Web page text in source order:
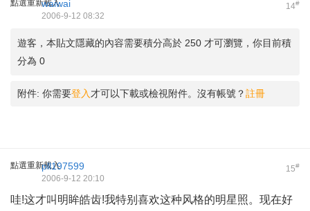
點選重新載入 14#
waiwai
2006-9-12 08:32
遊客，本貼文隱藏的內容需要積分高於 250 才可瀏覽，你目前積
分為 0
附件: 你需要登入 才可以下載或檢視附件。沒有帳號？註冊
點選重新載入 15#
pll197599
2006-9-12 20:10
哇!这才叫明眸皓齿!我特别喜欢这种风格的明星照。现在好